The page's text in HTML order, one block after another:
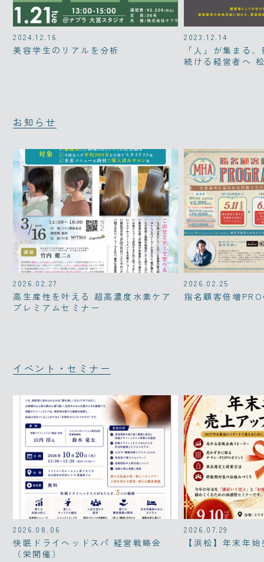
2024.12.16
美容学生のリアルを分析
2023.12.14
「人」が集まる
続ける経営者へ
お知らせ
2026.02.27
高生産性を叶える 超高濃度水素ケア
プレミアムセミナー
2026.02.25
指名顧客倍増
イベント・セミナー
2026.08.06
快眠ドライヘッドスパ 経営戦略会
（栄開催）
2026.07.29
【浜松】年末年